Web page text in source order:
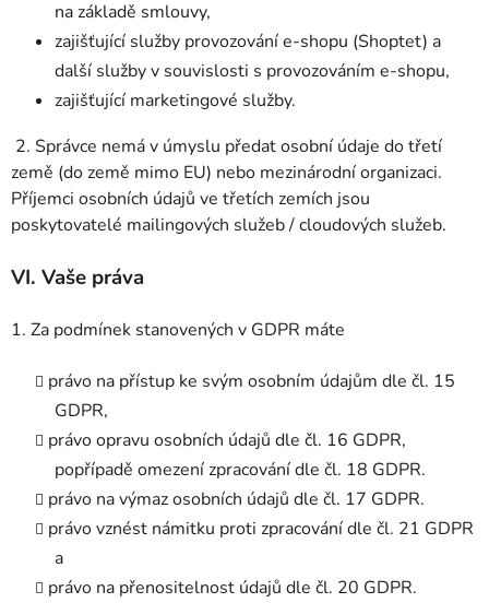
na základě smlouvy,
zajišťující služby provozování e-shopu (Shoptet) a
další služby v souvislosti s provozováním e-shopu,
zajišťující marketingové služby.
2. Správce nemá v úmyslu předat osobní údaje do třetí
země (do země mimo EU) nebo mezinárodní organizaci.
Příjemci osobních údajů ve třetích zemích jsou
poskytovatelé mailingových služeb / cloudových služeb.
VI. Vaše práva
1. Za podmínek stanovených v GDPR máte
právo na přístup ke svým osobním údajům dle čl. 15
GDPR,
právo opravu osobních údajů dle čl. 16 GDPR,
popřípadě omezení zpracování dle čl. 18 GDPR.
právo na výmaz osobních údajů dle čl. 17 GDPR.
právo vznést námitku proti zpracování dle čl. 21 GDPR
a
právo na přenositelnost údajů dle čl. 20 GDPR.